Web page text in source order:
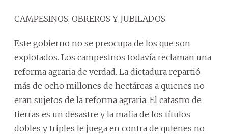
CAMPESINOS, OBREROS Y JUBILADOS
Este gobierno no se preocupa de los que son
explotados. Los campesinos todavía reclaman una
reforma agraria de verdad. La dictadura repartió
más de ocho millones de hectáreas a quienes no
eran sujetos de la reforma agraria. El catastro de
tierras es un desastre y la mafia de los títulos
dobles y triples le juega en contra de quienes no